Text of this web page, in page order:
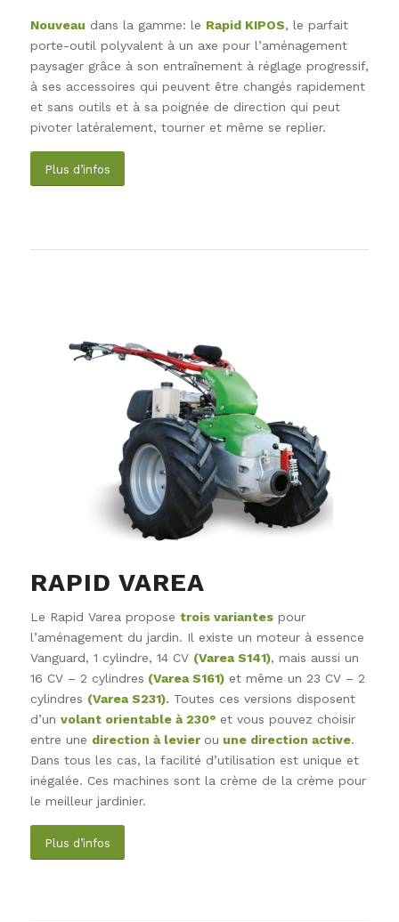
Nouveau dans la gamme: le Rapid KIPOS, le parfait
porte-outil polyvalent à un axe pour l’aménagement
paysager grâce à son entraînement à réglage progressif,
à ses accessoires qui peuvent être changés rapidement
et sans outils et à sa poignée de direction qui peut
pivoter latéralement, tourner et même se replier.
Plus d’infos
RAPID VAREA
Le Rapid Varea propose trois variantespour
l’aménagement du jardin. Il existe un moteur à essence
Vanguard, 1 cylindre, 14 CV (Varea S141), mais aussi un
16 CV – 2 cylindres (Varea S161)et même un 23 CV – 2
cylindres (Varea S231).Toutes ces versions disposent
d’un volant orientable à 230°et vous pouvez choisir
entre une direction à levier ou une direction active.
Dans tous les cas, la facilité d’utilisation est unique et
inégalée. Ces machines sont la crème de la crème pour
le meilleur jardinier.
Plus d’infos